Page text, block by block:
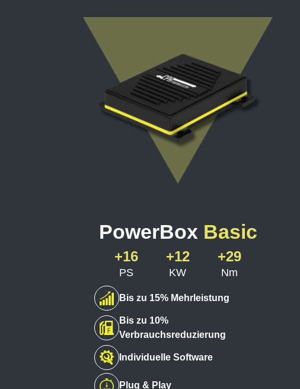
PowerBox Basic
+16
PS
+12
KW
+29
Nm
Bis zu 15% Mehrleistung
Bis zu 10%
Verbrauchsreduzierung
Individuelle Software
Plug & Play